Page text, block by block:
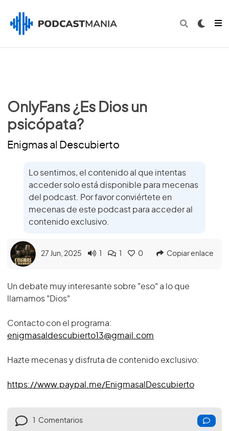
OnlyFans ¿Es Dios un
psicópata?
Enigmas al Descubierto
Lo sentimos, el contenido al que intentas
acceder solo está disponible para mecenas
del podcast. Por favor conviértete en
mecenas de este podcast para acceder al
contenido exclusivo.
27 Jun, 2025 0 Copiar enlace
Un debate muy interesante sobre "eso" a lo que
llamamos "Dios"
Contacto con el programa:
enigmasaldescubierto13@gmail.com
Hazte mecenas y disfruta de contenido exclusivo:
https://www.paypal.me/EnigmasalDescubierto
Comentarios